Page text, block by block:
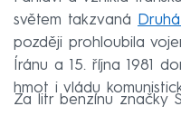
světem takzvaná
později prohloubila
Íránu a 15. října 1981
hmot i vládu
Za litr benzínu značky